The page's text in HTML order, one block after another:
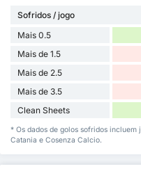
Sofridos / jogo
Mais 0.5
Mais de 1.5
Mais de 2.5
Mais de 3.5
Clean Sheets
* Os dados de golos sofridos incluem
Catania e Cosenza Calcio.